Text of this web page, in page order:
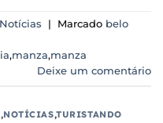
Notícias | Marcado belo
,manza,manza
Deixe um comentário
,NOTÍCIAS,TURISTANDO